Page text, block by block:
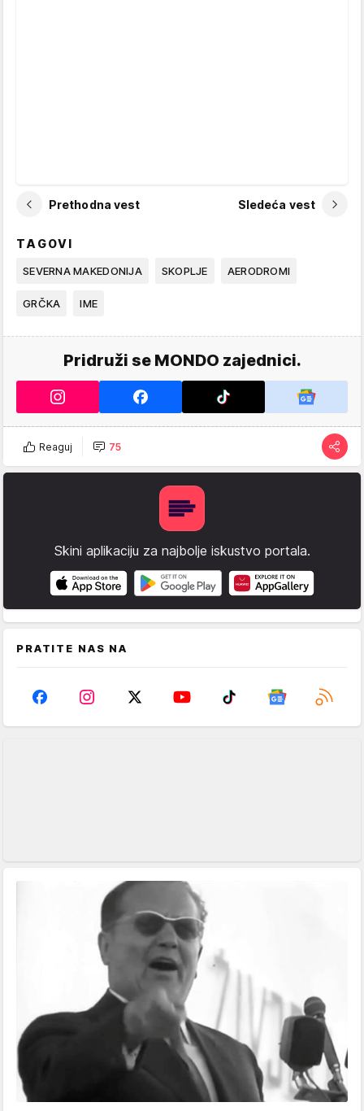
Prethodna vest Sledeća vest
TAGOVI
SEVERNA MAKEDONIJA SKOPLJE AERODROMI
GRČKA IME
Pridruži se MONDO zajednici.
Reaguj 75
Skini aplikaciju za najbolje iskustvo portala.
PRATITE NAS NA